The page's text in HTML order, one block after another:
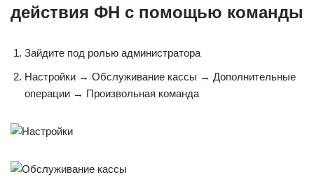
действия ФН с помощью команды
Зайдите под ролью администратора
Настройки → Обслуживание кассы → Дополнительные
операции → Произвольная команда